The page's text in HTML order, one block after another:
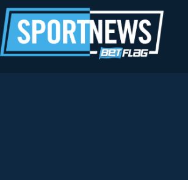
al
contenuto